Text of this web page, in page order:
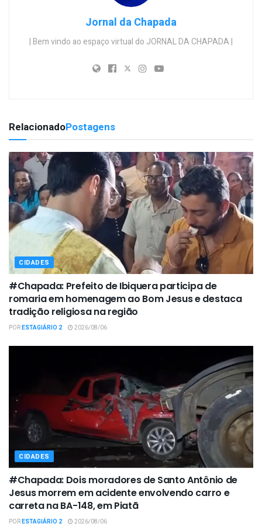
Jornal da Chapada
| Bem vindo ao espaço virtual do JORNAL DA CHAPADA |
RelacionadoPostagens
CIDADES
#Chapada: Prefeito de Ibiquera participa de
romaria em homenagem ao Bom Jesus e destaca
tradição religiosa na região
PORESTAGIÁRIO 2 2026/08/06
CIDADES
#Chapada: Dois moradores de Santo Antônio de
Jesus morrem em acidente envolvendo carro e
carreta na BA-148, em Piatã
PORESTAGIÁRIO 2 2026/08/06